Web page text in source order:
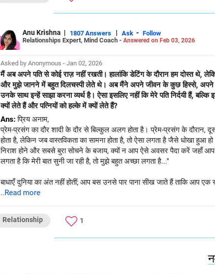
Anu Krishna | 1807 Answers | Ask - Follow
Relationships Expert, Mind Coach - Answered on Feb 03, 2026
Asked by Anonymous - Jan 02, 2026
मैं अब अपने पति से कोई राज़ नहीं रखती। हालांकि डेटिंग के दौरान हम दोस्त
और मुझे जानने में बहुत दिलचस्पी लेते थे। अब मैंने अपने जीवन के कुछ हिस्से, अपने
उनके साथ इन्हें साझा करना व्यर्थ है। ऐसा इसलिए नहीं कि मेरे पति निर्दयी हैं,
क्यों लेते हैं और पत्नियों को हल्के में क्यों लेते हैं?
Ans:प्रिय अनाम,
प्रेम-प्रसंग का दौर शादी के दौर से बिल्कुल अलग होता है। प्रेम-प्रसंग के
होता है, लेकिन जब वास्तविकता का सामना होता है, तो ऐसा लगता है जैसे धोखा हुआ
निराश होने और सबसे बुरा सोचने के बजाय, क्यों न आप ऐसे अवसर पैदा करें जहाँ
लगता है कि मेरी बात सुनी जा रही है, तो मुझे बहुत अच्छा लगता है..."
बाधाएँ दुनिया का अंत नहीं होतीं; आप बस उनसे पार पाना सीख जाते हैं ताकि आप
माइंड कोच | एनएलपी ट्रेनर | लेखक
..Read more
Relationship 1